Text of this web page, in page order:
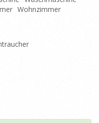
Wohnzimmer